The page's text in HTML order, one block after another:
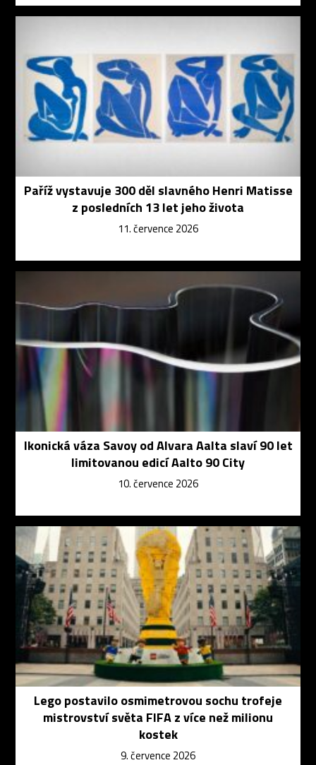
Paříž vystavuje 300 děl slavného Henri Matisse
z posledních 13 let jeho života
11. července 2026
Ikonická váza Savoy od Alvara Aalta slaví 90 let
limitovanou edicí Aalto 90 City
10. července 2026
Lego postavilo osmimetrovou sochu trofeje
mistrovství světa FIFA z více než milionu
kostek
9. července 2026